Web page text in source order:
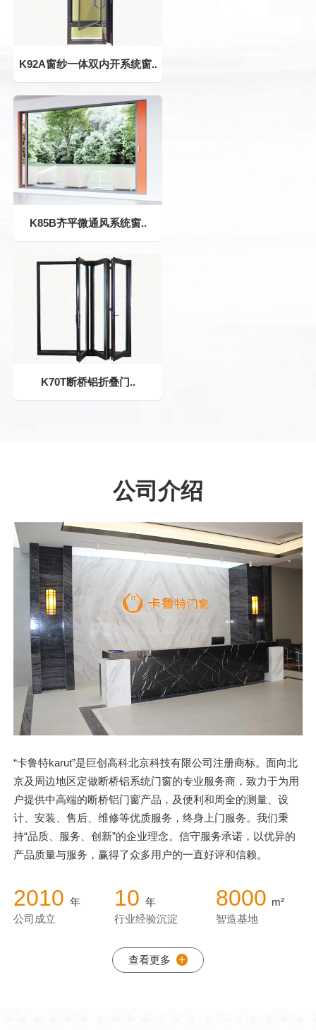
K92A窗纱一体双内开系统窗..
K85B齐平微通风系统窗..
K70T断桥铝折叠门..
公司介绍
“卡鲁特karut”是巨创高科北京科技有限公司注册商标。面向北
京及周边地区定做断桥铝系统门窗的专业服务商，致力于为用
户提供中高端的断桥铝门窗产品，及便利和周全的测量、设
计、安装、售后、维修等优质服务，终身上门服务。我们秉
持“品质、服务、创新”的企业理念。信守服务承诺，以优异的
产品质量与服务，赢得了众多用户的一直好评和信赖。
2010 年
公司成立
10 年
行业经验沉淀
8000 m²
智造基地
查看更多